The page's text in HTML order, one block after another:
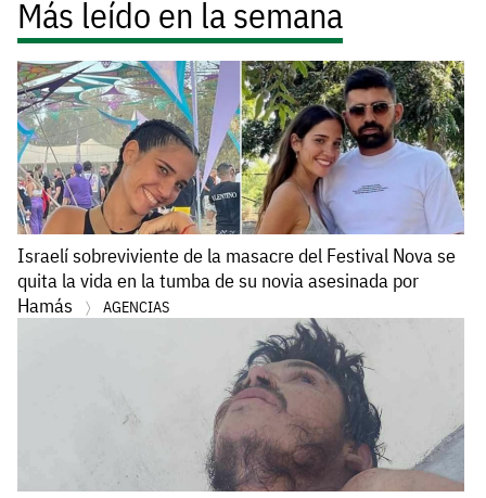
Más leído en la semana
Israelí sobreviviente de la masacre del Festival Nova se
quita la vida en la tumba de su novia asesinada por
Hamás
AGENCIAS